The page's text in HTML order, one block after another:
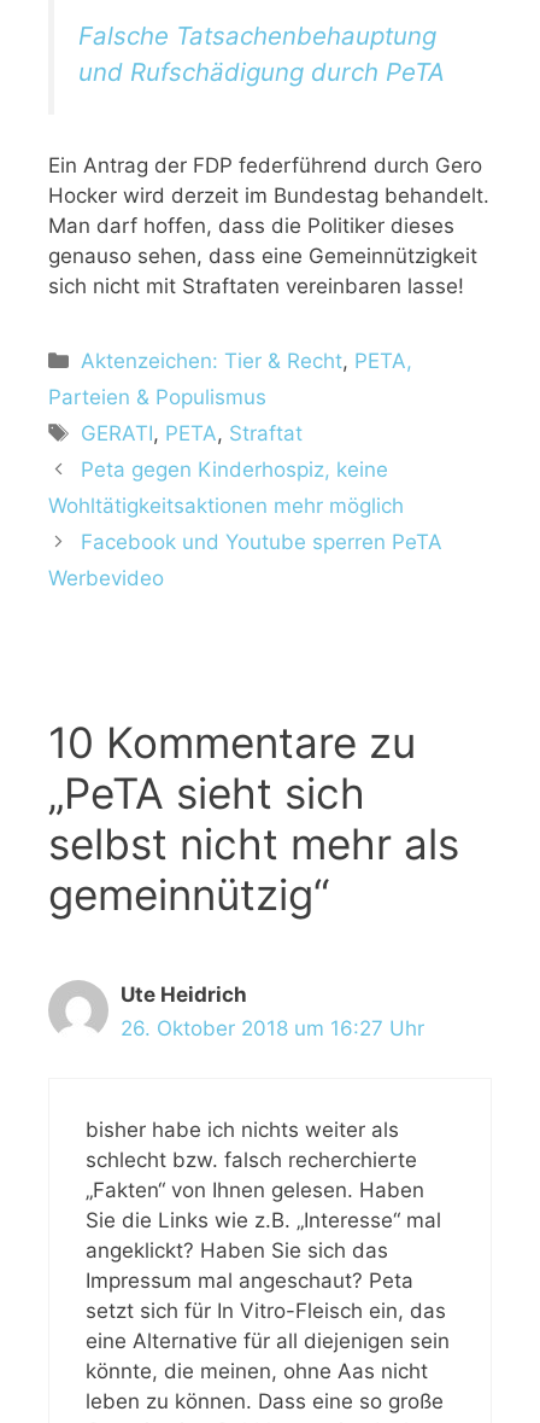
Falsche Tatsachenbehauptung
und Rufschädigung durch PeTA
Ein Antrag der FDP federführend durch Gero
Hocker wird derzeit im Bundestag behandelt.
Man darf hoffen, dass die Politiker dieses
genauso sehen, dass eine Gemeinnützigkeit
sich nicht mit Straftaten vereinbaren lasse!
K
a
e
g
o
r
i
Aktenzeichen: Tier & Recht, PETA,
Parteien & Populismus
S
c
l
a
g
e
r
GERATI, PETA, Straftat
Peta gegen Kinderhospiz, keine
Wohltätigkeitsaktionen mehr möglich
Facebook und Youtube sperren PeTA
Werbevideo
10 Kommentare zu
„PeTA sieht sich
selbst nicht mehr als
gemeinnützig“
Ute Heidrich
26. Oktober 2018 um 16:27 Uhr
bisher habe ich nichts weiter als
schlecht bzw. falsch recherchierte
„Fakten“ von Ihnen gelesen. Haben
Sie die Links wie z.B. „Interesse“ mal
angeklickt? Haben Sie sich das
Impressum mal angeschaut? Peta
setzt sich für In Vitro-Fleisch ein, das
eine Alternative für all diejenigen sein
könnte, die meinen, ohne Aas nicht
leben zu können. Dass eine so große